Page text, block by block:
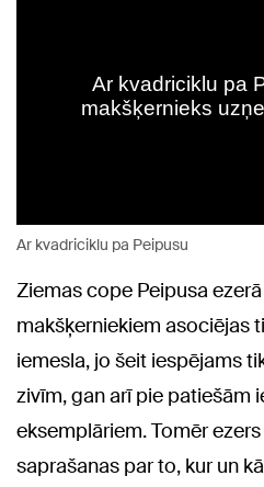
Ar kvadriciklu pa Peipusu
Ziemas cope Peipusa
makšķerniekiem asociējas
iemesla, jo šeit iespējams
zivīm, gan arī pie patiešām
eksemplāriem. Tomēr
saprašanas par to, kur un